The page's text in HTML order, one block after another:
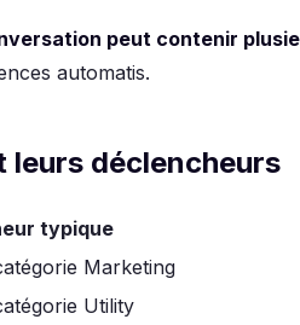
peut contenir
automatis.
leurs déclencheurs
typique
Marketing
Utility